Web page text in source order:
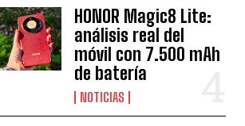
HONOR Magic8 Lite:
análisis real del
móvil con 7.500 mAh
de batería
NOTICIAS